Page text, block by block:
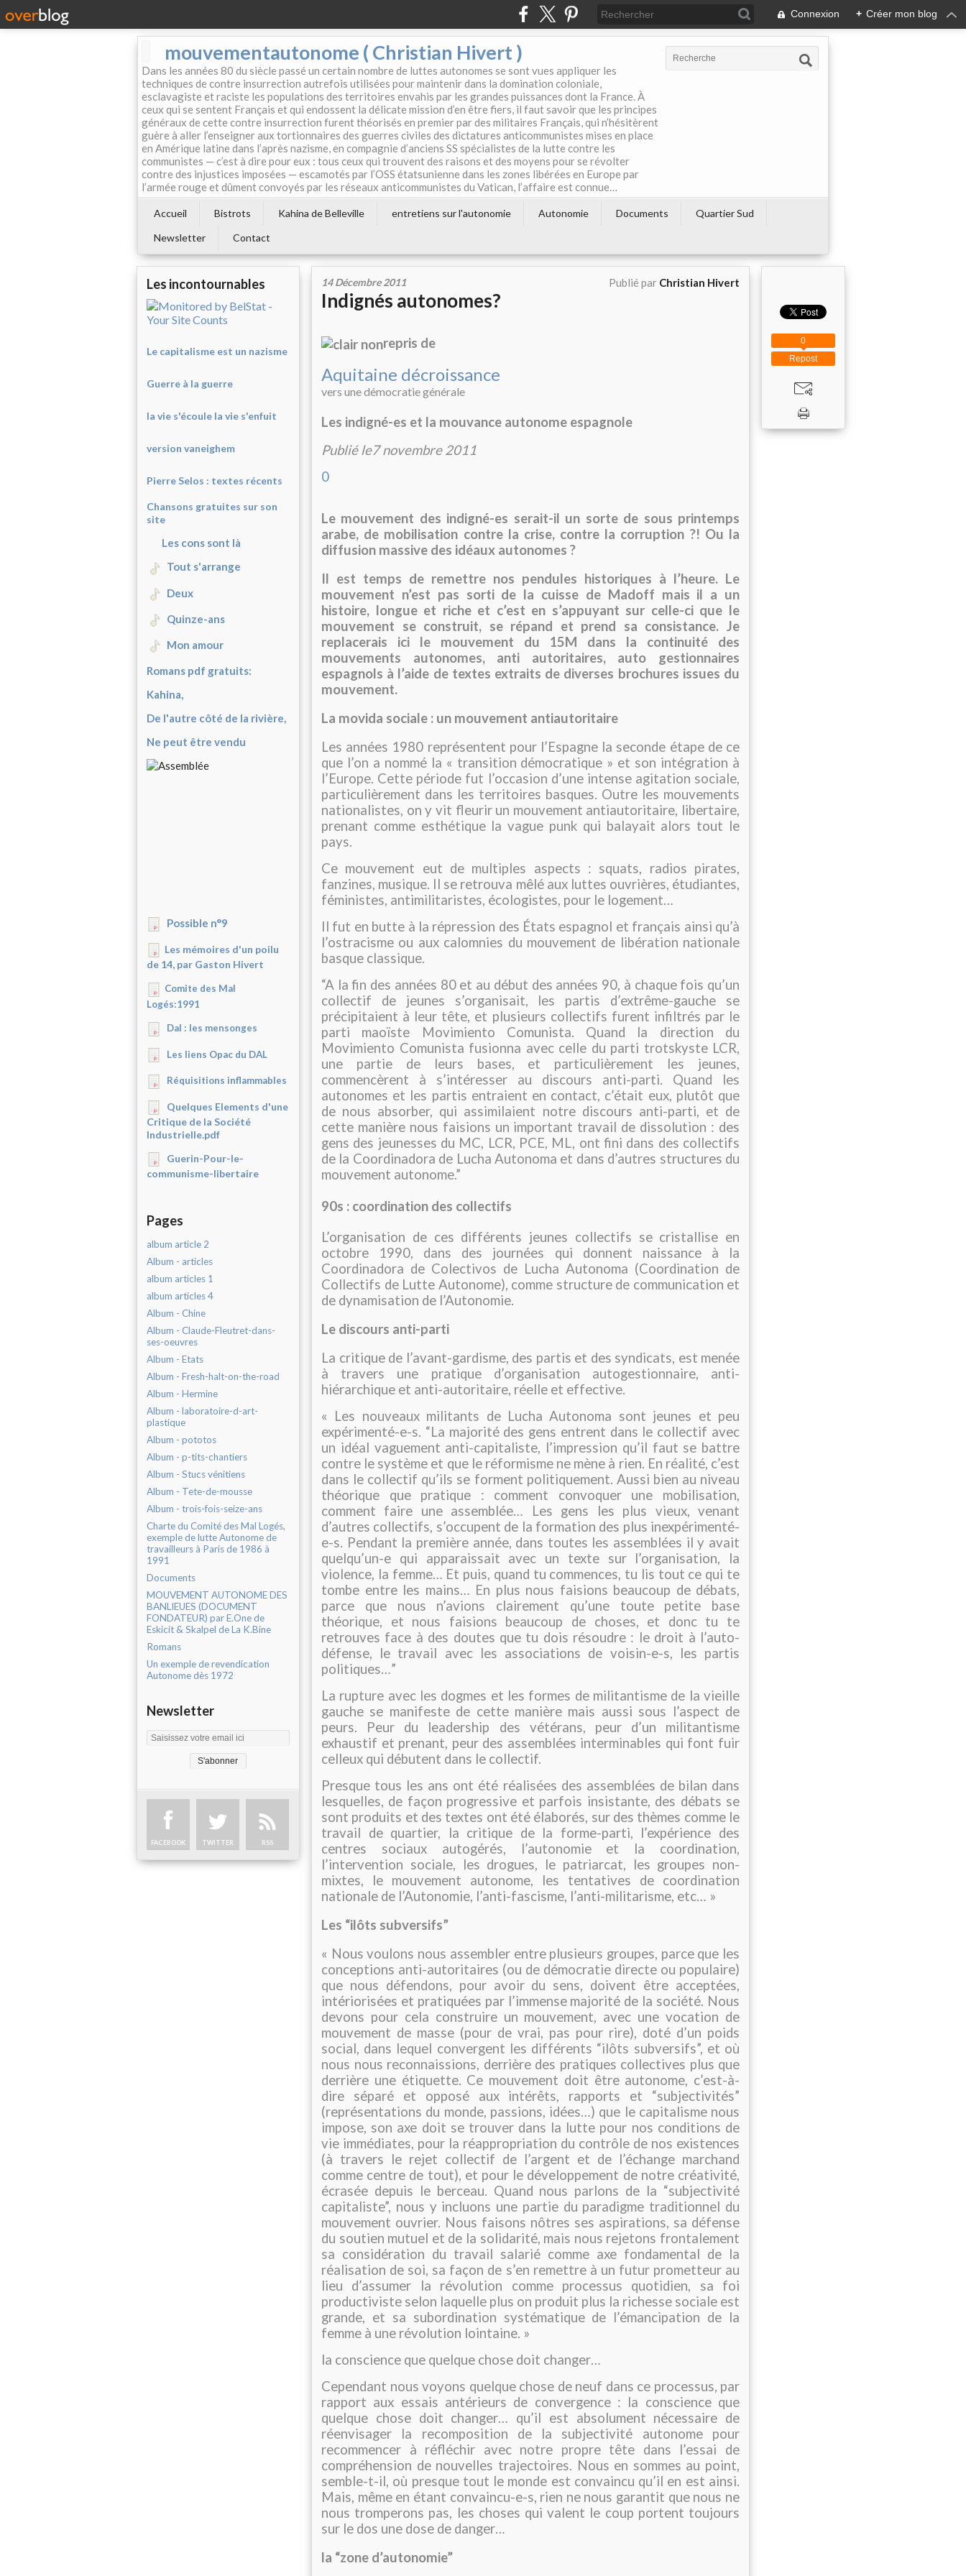
Connexion + Créer mon blog
mouvementautonome ( Christian Hivert )
Dans les années 80 du siècle passé un certain nombre de luttes autonomes se sont vues appliquer les
techniques de contre insurrection autrefois utilisées pour maintenir dans la domination coloniale,
esclavagiste et raciste les populations des territoires envahis par les grandes puissances dont la France. À
ceux qui se sentent Français et qui endossent la délicate mission d’en être fiers, il faut savoir que les principes
généraux de cette contre insurrection furent théorisés en premier par des militaires Français, qui n’hésitèrent
guère à aller l’enseigner aux tortionnaires des guerres civiles des dictatures anticommunistes mises en place
en Amérique latine dans l’après nazisme, en compagnie d’anciens SS spécialistes de la lutte contre les
communistes — c’est à dire pour eux : tous ceux qui trouvent des raisons et des moyens pour se révolter
contre des injustices imposées — escamotés par l’OSS étatsunienne dans les zones libérées en Europe par
l’armée rouge et dûment convoyés par les réseaux anticommunistes du Vatican, l’affaire est connue…
Accueil Bistrots Kahina de Belleville entretiens sur l'autonomie Autonomie Documents
Quartier Sud
Newsletter
Contact
Les incontournables
Le capitalisme est un nazisme
Guerre à la guerre
la vie s'écoule la vie s'enfuit
version vaneighem
Pierre Selos : textes récents
Chansons gratuites sur son
site
Les cons sont là
Tout s'arrange
Deux
Quinze-ans
Mon amour
Romans pdf gratuits:
Kahina,
De l'autre côté de la rivière,
Ne peut être vendu
Possible n°9
Les mémoires d'un poilu
de 14, par Gaston Hivert
Comite des Mal
Logés:1991
Dal : les mensonges
Les liens Opac du DAL
Réquisitions inflammables
Quelques Elements d'une
Critique de la Société
Industrielle.pdf
Guerin-Pour-le-
communisme-libertaire
Pages
album article 2
Album - articles
album articles 1
album articles 4
Album - Chine
Album - Claude-Fleutret-dans-
ses-oeuvres
Album - Etats
Album - Fresh-halt-on-the-road
Album - Hermine
Album - laboratoire-d-art-
plastique
Album - pototos
Album - p-tits-chantiers
Album - Stucs vénitiens
Album - Tete-de-mousse
Album - trois-fois-seize-ans
Charte du Comité des Mal Logés,
exemple de lutte Autonome de
travailleurs à Paris de 1986 à
1991
Documents
MOUVEMENT AUTONOME DES
BANLIEUES (DOCUMENT
FONDATEUR) par E.One de
Eskicit & Skalpel de La K.Bine
Romans
Un exemple de revendication
Autonome dès 1972
Newsletter
FACEBOOK TWITTER RSS
14 Décembre 2011 Publié par Christian Hivert
Indignés autonomes?
repris de
Aquitaine décroissance
vers une démocratie générale
Les indigné-es et la mouvance autonome espagnole
Publié le7 novembre 2011
0
Le mouvement des indigné-es serait-il un sorte de sous printemps
arabe, de mobilisation contre la crise, contre la corruption ?! Ou la
diffusion massive des idéaux autonomes ?
Il est temps de remettre nos pendules historiques à l’heure. Le
mouvement n’est pas sorti de la cuisse de Madoff mais il a un
histoire, longue et riche et c’est en s’appuyant sur celle-ci que le
mouvement se construit, se répand et prend sa consistance. Je
replacerais ici le mouvement du 15M dans la continuité des
mouvements autonomes, anti autoritaires, auto gestionnaires
espagnols à l’aide de textes extraits de diverses brochures issues du
mouvement.
La movida sociale : un mouvement antiautoritaire
Les années 1980 représentent pour l’Espagne la seconde étape de ce
que l’on a nommé la « transition démocratique » et son intégration à
l’Europe. Cette période fut l’occasion d’une intense agitation sociale,
particulièrement dans les territoires basques. Outre les mouvements
nationalistes, on y vit fleurir un mouvement antiautoritaire, libertaire,
prenant comme esthétique la vague punk qui balayait alors tout le
pays.
Ce mouvement eut de multiples aspects : squats, radios pirates,
fanzines, musique. Il se retrouva mêlé aux luttes ouvrières, étudiantes,
féministes, antimilitaristes, écologistes, pour le logement…
Il fut en butte à la répression des États espagnol et français ainsi qu’à
l’ostracisme ou aux calomnies du mouvement de libération nationale
basque classique.
“A la fin des années 80 et au début des années 90, à chaque fois qu’un
collectif de jeunes s’organisait, les partis d’extrême-gauche se
précipitaient à leur tête, et plusieurs collectifs furent infiltrés par le
parti maoïste Movimiento Comunista. Quand la direction du
Movimiento Comunista fusionna avec celle du parti trotskyste LCR,
une partie de leurs bases, et particulièrement les jeunes,
commencèrent à s’intéresser au discours anti-parti. Quand les
autonomes et les partis entraient en contact, c’était eux, plutôt que
de nous absorber, qui assimilaient notre discours anti-parti, et de
cette manière nous faisions un important travail de dissolution : des
gens des jeunesses du MC, LCR, PCE, ML, ont fini dans des collectifs
de la Coordinadora de Lucha Autonoma et dans d’autres structures du
mouvement autonome.”
90s : coordination des collectifs
L’organisation de ces différents jeunes collectifs se cristallise en
octobre 1990, dans des journées qui donnent naissance à la
Coordinadora de Colectivos de Lucha Autonoma (Coordination de
Collectifs de Lutte Autonome), comme structure de communication et
de dynamisation de l’Autonomie.
Le discours anti-parti
La critique de l’avant-gardisme, des partis et des syndicats, est menée
à travers une pratique d’organisation autogestionnaire, anti-
hiérarchique et anti-autoritaire, réelle et effective.
« Les nouveaux militants de Lucha Autonoma sont jeunes et peu
expérimenté-e-s. “La majorité des gens entrent dans le collectif avec
un idéal vaguement anti-capitaliste, l’impression qu’il faut se battre
contre le système et que le réformisme ne mène à rien. En réalité, c’est
dans le collectif qu’ils se forment politiquement. Aussi bien au niveau
théorique que pratique : comment convoquer une mobilisation,
comment faire une assemblée… Les gens les plus vieux, venant
d’autres collectifs, s’occupent de la formation des plus inexpérimenté-
e-s. Pendant la première année, dans toutes les assemblées il y avait
quelqu’un-e qui apparaissait avec un texte sur l’organisation, la
violence, la femme… Et puis, quand tu commences, tu lis tout ce qui te
tombe entre les mains… En plus nous faisions beaucoup de débats,
parce que nous n’avions clairement qu’une toute petite base
théorique, et nous faisions beaucoup de choses, et donc tu te
retrouves face à des doutes que tu dois résoudre : le droit à l’auto-
défense, le travail avec les associations de voisin-e-s, les partis
politiques…”
La rupture avec les dogmes et les formes de militantisme de la vieille
gauche se manifeste de cette manière mais aussi sous l’aspect de
peurs. Peur du leadership des vétérans, peur d’un militantisme
exhaustif et prenant, peur des assemblées interminables qui font fuir
celleux qui débutent dans le collectif.
Presque tous les ans ont été réalisées des assemblées de bilan dans
lesquelles, de façon progressive et parfois insistante, des débats se
sont produits et des textes ont été élaborés, sur des thèmes comme le
travail de quartier, la critique de la forme-parti, l’expérience des
centres sociaux autogérés, l’autonomie et la coordination,
l’intervention sociale, les drogues, le patriarcat, les groupes non-
mixtes, le mouvement autonome, les tentatives de coordination
nationale de l’Autonomie, l’anti-fascisme, l’anti-militarisme, etc… »
Les “ilôts subversifs”
« Nous voulons nous assembler entre plusieurs groupes, parce que les
conceptions anti-autoritaires (ou de démocratie directe ou populaire)
que nous défendons, pour avoir du sens, doivent être acceptées,
intériorisées et pratiquées par l’immense majorité de la société. Nous
devons pour cela construire un mouvement, avec une vocation de
mouvement de masse (pour de vrai, pas pour rire), doté d’un poids
social, dans lequel convergent les différents “ilôts subversifs”, et où
nous nous reconnaissions, derrière des pratiques collectives plus que
derrière une étiquette. Ce mouvement doit être autonome, c’est-à-
dire séparé et opposé aux intérêts, rapports et “subjectivités”
(représentations du monde, passions, idées…) que le capitalisme nous
impose, son axe doit se trouver dans la lutte pour nos conditions de
vie immédiates, pour la réappropriation du contrôle de nos existences
(à travers le rejet collectif de l’argent et de l’échange marchand
comme centre de tout), et pour le développement de notre créativité,
écrasée depuis le berceau. Quand nous parlons de la “subjectivité
capitaliste”, nous y incluons une partie du paradigme traditionnel du
mouvement ouvrier. Nous faisons nôtres ses aspirations, sa défense
du soutien mutuel et de la solidarité, mais nous rejetons frontalement
sa considération du travail salarié comme axe fondamental de la
réalisation de soi, sa façon de s’en remettre à un futur prometteur au
lieu d’assumer la révolution comme processus quotidien, sa foi
productiviste selon laquelle plus on produit plus la richesse sociale est
grande, et sa subordination systématique de l’émancipation de la
femme à une révolution lointaine. »
la conscience que quelque chose doit changer…
Cependant nous voyons quelque chose de neuf dans ce processus, par
rapport aux essais antérieurs de convergence : la conscience que
quelque chose doit changer… qu’il est absolument nécessaire de
réenvisager la recomposition de la subjectivité autonome pour
recommencer à réfléchir avec notre propre tête dans l’essai de
compréhension de nouvelles trajectoires. Nous en sommes au point,
semble-t-il, où presque tout le monde est convaincu qu’il en est ainsi.
Mais, même en étant convaincu-e-s, rien ne nous garantit que nous ne
nous tromperons pas, les choses qui valent le coup portent toujours
sur le dos une dose de danger…
la “zone d’autonomie”
Repost
0